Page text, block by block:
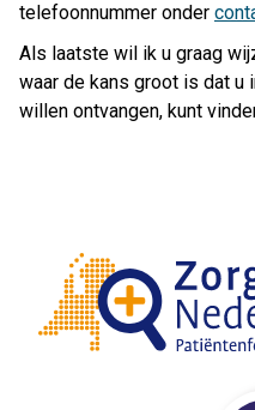
telefoonnummer onder
Als laatste wil ik u graag
waar de kans groot is dat u
willen ontvangen, kunt